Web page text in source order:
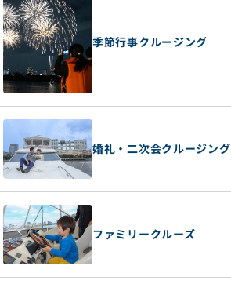
季節行事クルージング
婚礼・二次会クルージング
ファミリークルーズ